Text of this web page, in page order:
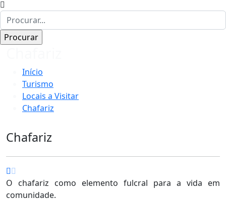
Início
Turismo
Locais a Visitar
Chafariz
Chafariz
O chafariz como elemento fulcral para a vida em
comunidade.